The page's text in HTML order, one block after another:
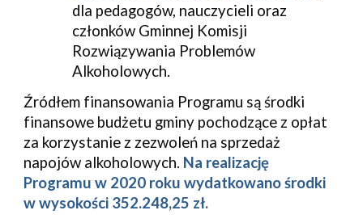
dla pedagogów, nauczycieli oraz
członków Gminnej Komisji
Rozwiązywania Problemów
Alkoholowych.
Źródłem finansowania Programu są środki
finansowe budżetu gminy pochodzące z opłat
za korzystanie z zezwoleń na sprzedaż
napojów alkoholowych. Na realizację
Programu w 2020 roku wydatkowano środki
w wysokości 352.248,25 zł.